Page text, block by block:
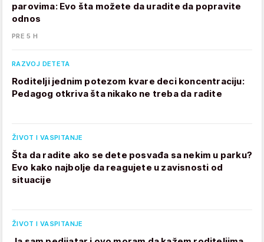
parovima: Evo šta možete da uradite da popravite
odnos
PRE 5 H
RAZVOJ DETETA
Roditelji jednim potezom kvare deci koncentraciju:
Pedagog otkriva šta nikako ne treba da radite
ŽIVOT I VASPITANJE
Šta da radite ako se dete posvađa sa nekim u parku?
Evo kako najbolje da reagujete u zavisnosti od
situacije
ŽIVOT I VASPITANJE